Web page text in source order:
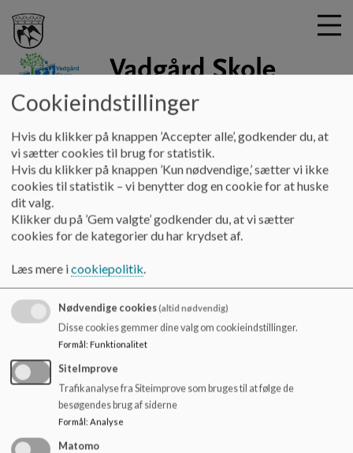
i
vadgaardskole
Om skolen Principper/regler
Principper/regler
Vadgård skoles principper, vedtaget i skolebestyrelsen.
Vadgård Skole
Kong Hans Allé 32, 2860 Søborg
vadgaard@gladsaxe.dk
+45 39576515
EAN NR. 5798008694479
Sitemap
Cookieindstillinger
Hvis du klikker på knappen ’Accepter alle’, godkender du, at
vi sætter cookies til brug for statistik.
Hvis du klikker på knappen ’Kun nødvendige,’ sætter vi ikke
cookies til statistik – vi benytter dog en cookie for at huske
dit valg.
Klikker du på ’Gem valgte’ godkender du, at vi sætter
cookies for de kategorier du har krydset af.
Læs mere icookiepolitik.
Nødvendige cookies(altid nødvendig)
Disse cookies gemmer dine valg om cookieindstillinger.
Formål: Funktionalitet
SiteImprove
Trafikanalyse fra Siteimprove som bruges til at følge de
besøgendes brug af siderne
Formål: Analyse
Matomo